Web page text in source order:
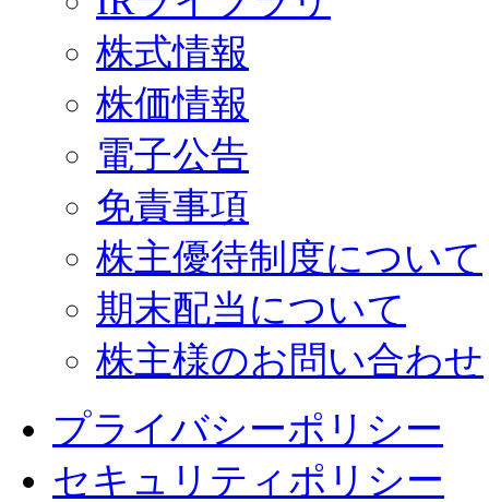
株式情報
株価情報
電子公告
免責事項
株主優待制度について
期末配当について
株主様のお問い合わせ
プライバシーポリシー
セキュリティポリシー